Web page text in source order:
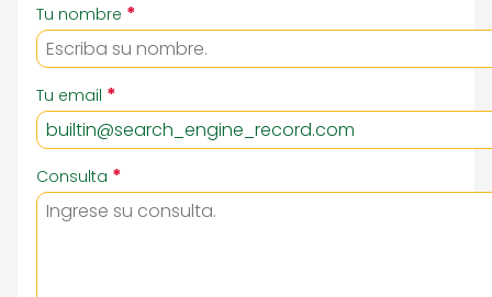
Tu nombre *
Tu email *
Consulta *